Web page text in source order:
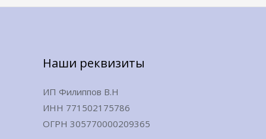
Наши реквизиты
ИП Филиппов В.Н
ИНН 771502175786
ОГРН 305770000209365